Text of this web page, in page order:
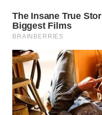
SPORT
UMKM
WAHANA
SELEB